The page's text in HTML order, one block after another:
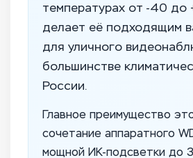
температурах от -40 до
делает её подходящим
для уличного
большинстве
России.
Главное преимущество
сочетание аппаратного
мощной ИК-подсветки до